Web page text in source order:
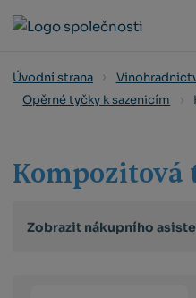
Úvodní strana
Opěrné tyčky k sazenicím
Kompozitová
Zobrazit nákupního